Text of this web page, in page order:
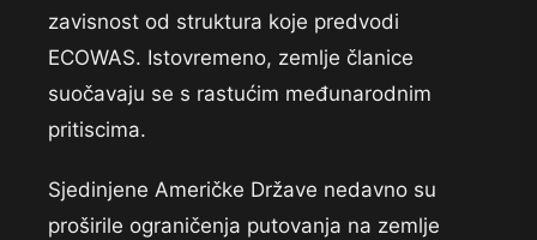
zavisnost od struktura koje predvodi
ECOWAS. Istovremeno, zemlje članice
suočavaju se s rastućim međunarodnim
pritiscima.
Sjedinjene Američke Države nedavno su
proširile ograničenja putovanja na zemlje